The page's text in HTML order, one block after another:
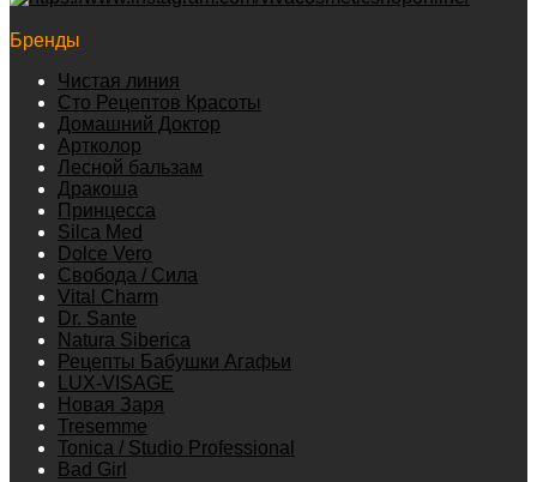
Бренды
Чистая линия
Сто Рецептов Красоты
Домашний Доктор
Артколор
Лесной бальзам
Дракоша
Принцесса
Silca Med
Dolce Vero
Свобода / Сила
Vital Charm
Dr. Sante
Natura Siberica
Рецепты Бабушки Агафьи
LUX-VISAGE
Новая Заря
Tresemme
Tonica / Studio Professional
Bad Girl